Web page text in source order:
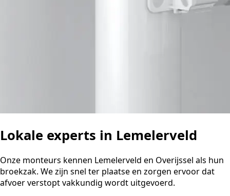
Lokale experts in Lemelerveld
Onze monteurs kennen Lemelerveld en Overijssel als hun
broekzak. We zijn snel ter plaatse en zorgen ervoor dat
afvoer verstopt vakkundig wordt uitgevoerd.